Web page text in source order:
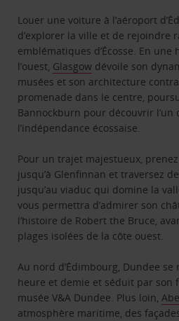
Louer une voiture à l’aéroport
d’explorer la ville et de rejoindre
emblématiques d’Écosse. En
l’ouest, Glasgow dévoile son
musées et son architecture
promenade dans le centre,
Bannockburn pour découvrir l’un
l’indépendance écossaise.
Pour un trajet majestueux,
jusqu’à Glenfinnan et traversez
jusqu’au viaduc qui domine la
vous permettra d’admirer son
l’histoire de Robert the Bruce,
plages isolées de la côte ouest.
Au nord d’Édimbourg, Dundee se
heure et demie et séduit par son
musée V&A Dundee. Plus loin,
atmosphère maritime, des